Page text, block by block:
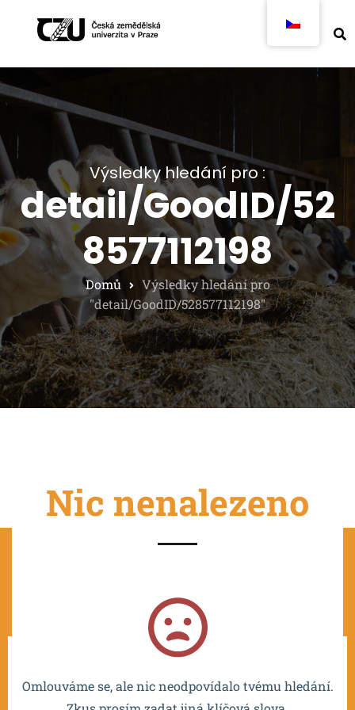
Výsledky hledání pro :
detail/GoodID/52
8577112198
Domů
Výsledky hledání pro
"detail/GoodID/528577112198"
Nic nenalezeno
Omlouváme se, ale nic neodpovídalo tvému hledání.